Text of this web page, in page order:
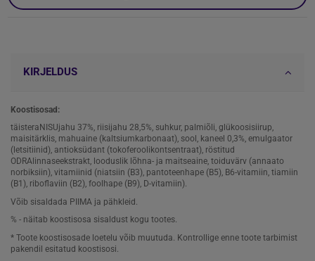
KIRJELDUS
Koostisosad:
täisteraNISUjahu 37%, riisijahu 28,5%, suhkur, palmiõli, glükoosisiirup,
maisitärklis, mahuaine (kaltsiumkarbonaat), sool, kaneel 0,3%, emulgaator
(letsitiinid), antioksüdant (tokoferoolikontsentraat), röstitud
ODRAlinnaseekstrakt, looduslik lõhna- ja maitseaine, toiduvärv (annaato
norbiksiin), vitamiinid (niatsiin (B3), pantoteenhape (B5), B6-vitamiin, tiamiin
(B1), riboflaviin (B2), foolhape (B9), D-vitamiin).
Võib sisaldada PIIMA ja pähkleid.
% - näitab koostisosa sisaldust kogu tootes.
* Toote koostisosade loetelu võib muutuda. Kontrollige enne toote tarbimist
pakendil esitatud koostisosi.